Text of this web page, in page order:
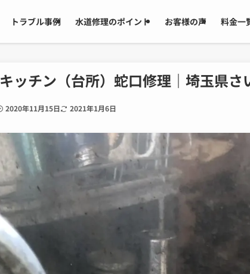
トラブル事例 水道修理のポイント お客様の声 料金一
キッチン（台所）蛇口修理｜埼玉県さ
2020年11月15日 2021年1月6日